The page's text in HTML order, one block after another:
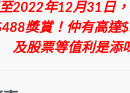
2022年12月31日
獎賞！仲有高
及股票等值利是添